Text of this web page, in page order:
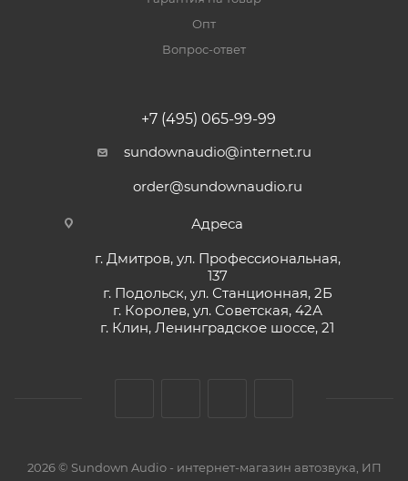
Опт
Вопрос-ответ
+7 (495) 065-99-99
sundownaudio@internet.ru
order@sundownaudio.ru
Адреса
г. Дмитров, ул. Профессиональная,
137
г. Подольск, ул. Станционная, 2Б
г. Королев, ул. Советская, 42А
г. Клин, Ленинградское шоссе, 21
2026 © Sundown Audio - интернет-магазин автозвука, ИП